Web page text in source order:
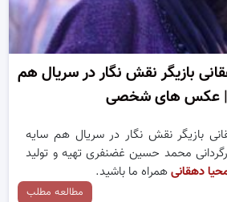
بازیگر نقش نگار در سریال هم
| عکس های شخصی
بازیگر نقش نگار در سریال هم سایه
محمد حسین غضنفری تهیه و تولید
دهقانیهمراه ما باشید.
مطالعه مطلب